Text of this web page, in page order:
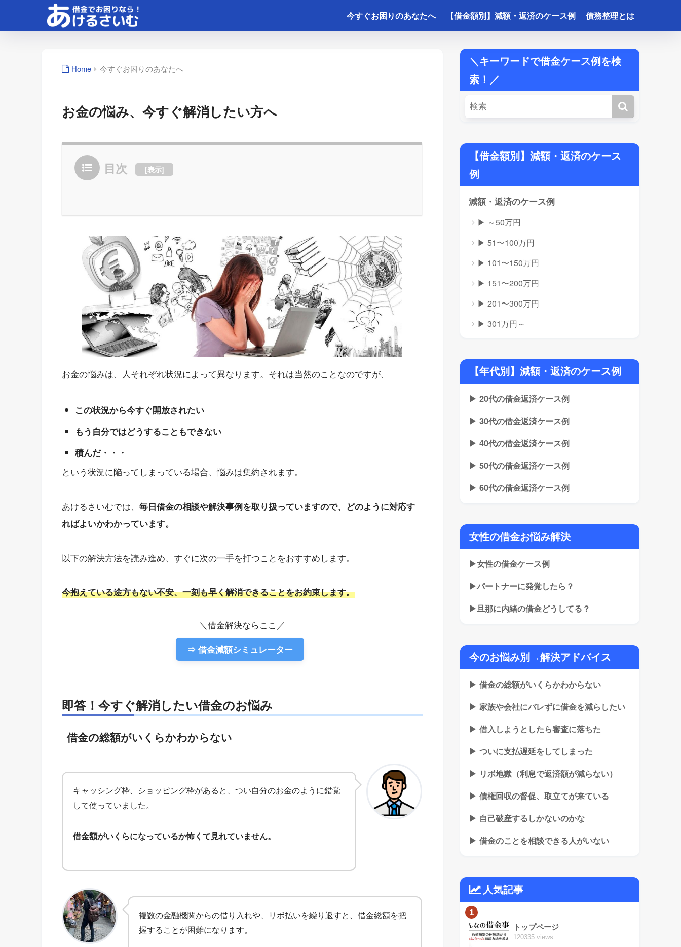
今すぐお困りのあなたへ 【借金額別】減額・返済のケース例 債務整理とは
Home 今すぐお困りのあなたへ
お金の悩み、今すぐ解消したい方へ
目次 [表示]
お金の悩みは、人それぞれ状況によって異なります。それは当然のことなのですが、
この状況から今すぐ開放されたい
もう自分ではどうすることもできない
積んだ・・・
という状況に陥ってしまっている場合、悩みは集約されます。
あけるさいむでは、 毎日借金の相談や解決事例を取り扱っていますので、どのように対応す
ればよいかわかっています。
以下の解決方法を読み進め、すぐに次の一手を打つことをおすすめします。
今抱えている途方もない不安、一刻も早く解消できることをお約束します。
＼借金解決ならここ／
⇒ 借金減額シミュレーター
即答！今すぐ解消したい借金のお悩み
借金の総額がいくらかわからない
キャッシング枠、ショッピング枠があると、つい自分のお金のように錯覚
して使っていました。
借金額がいくらになっているか怖くて見れていません。
複数の金融機関からの借り入れや、リボ払いを繰り返すと、借金総額を把
握することが困難になります。
＼キーワードで借金ケース例を検
索！／
【借金額別】減額・返済のケース
例
減額・返済のケース例
▶ ～50万円
▶ 51〜100万円
▶ 101〜150万円
▶ 151〜200万円
▶ 201〜300万円
▶ 301万円～
【年代別】減額・返済のケース例
▶ 20代の借金返済ケース例
▶ 30代の借金返済ケース例
▶ 40代の借金返済ケース例
▶ 50代の借金返済ケース例
▶ 60代の借金返済ケース例
女性の借金お悩み解決
▶女性の借金ケース例
▶パートナーに発覚したら？
▶旦那に内緒の借金どうしてる？
今のお悩み別→解決アドバイス
▶ 借金の総額がいくらかわからない
▶ 家族や会社にバレずに借金を減らしたい
▶ 借入しようとしたら審査に落ちた
▶ ついに支払遅延をしてしまった
▶ リボ地獄（利息で返済額が減らない）
▶ 債権回収の督促、取立てが来ている
▶ 自己破産するしかないのかな
▶ 借金のことを相談できる人がいない
人気記事
1
トップページ
120335 views